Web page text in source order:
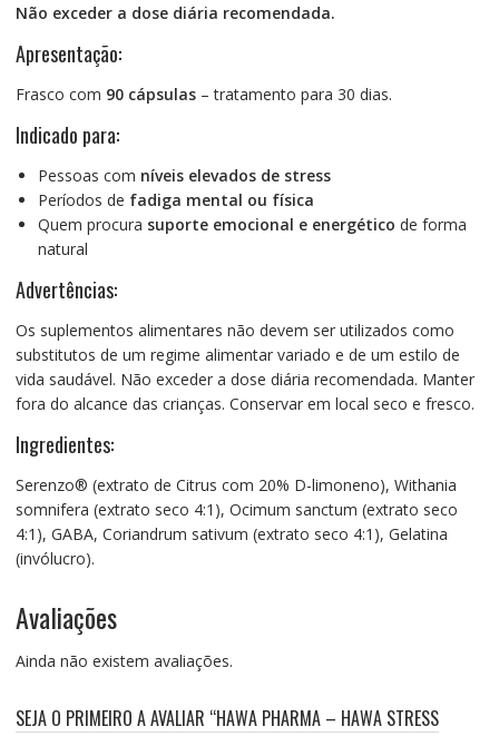
Não exceder a dose diária recomendada.
Apresentação:
Frasco com 90 cápsulas– tratamento para 30 dias.
Indicado para:
Pessoas com níveis elevados de stress
Períodos de fadiga mental ou física
Quem procura suporte emocional e energético de forma
natural
Advertências:
Os suplementos alimentares não devem ser utilizados como
substitutos de um regime alimentar variado e de um estilo de
vida saudável. Não exceder a dose diária recomendada. Manter
fora do alcance das crianças. Conservar em local seco e fresco.
Ingredientes:
Serenzo® (extrato de Citrus com 20% D-limoneno), Withania
somnifera (extrato seco 4:1), Ocimum sanctum (extrato seco
4:1), GABA, Coriandrum sativum (extrato seco 4:1), Gelatina
(invólucro).
Avaliações
Ainda não existem avaliações.
SEJA O PRIMEIRO A AVALIAR “HAWA PHARMA – HAWA STRESS